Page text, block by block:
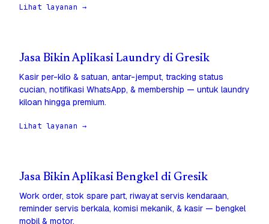
Lihat layanan →
Jasa Bikin Aplikasi Laundry di Gresik
Kasir per-kilo & satuan, antar-jemput, tracking status
cucian, notifikasi WhatsApp, & membership — untuk laundry
kiloan hingga premium.
Lihat layanan →
Jasa Bikin Aplikasi Bengkel di Gresik
Work order, stok spare part, riwayat servis kendaraan,
reminder servis berkala, komisi mekanik, & kasir — bengkel
mobil & motor.